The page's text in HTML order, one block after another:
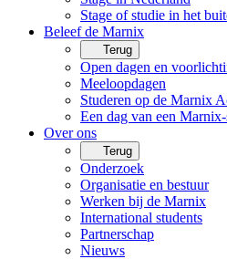
Stage of studie in het
Beleef de Marnix
Terug
Open dagen en
Meeloopdagen
Studeren op de Marnix
Een dag van een
Over ons
Terug
Onderzoek
Organisatie en bestuur
Werken bij de Marnix
International students
Partnerschap
Nieuws